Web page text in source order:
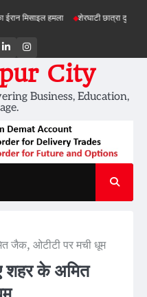
हमला शेरघाटी छात्रा दुष्कर्म मामला
LinkedInInstagram
City
Business, Education,
जैक, ओटीटी पर मची धूम
शहर के अमित